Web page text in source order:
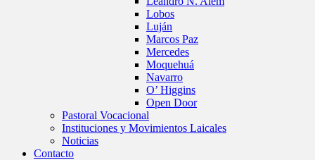
Lobos
Luján
Marcos Paz
Mercedes
Moquehuá
Navarro
O’ Higgins
Open Door
Pastoral Vocacional
Instituciones y Movimientos Laicales
Noticias
Contacto